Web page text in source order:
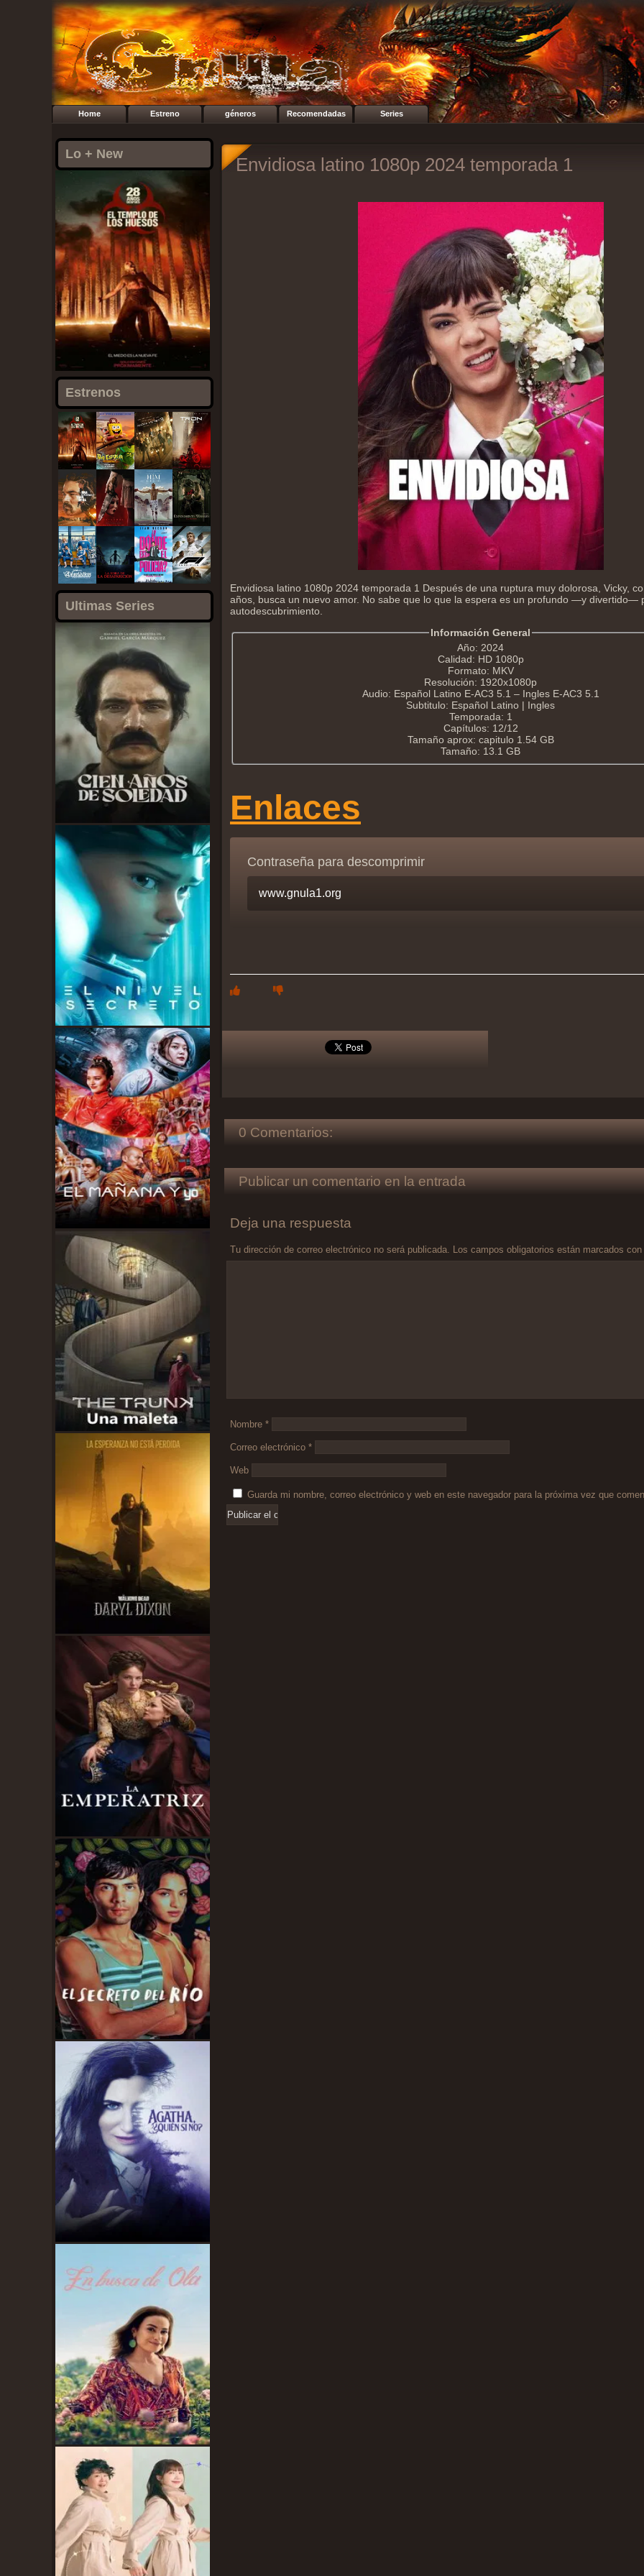
Home Estreno géneros Recomendadas Series
Lo + New
Estrenos
Ultimas Series
Envidiosa latino 1080p 2024 temporada 1
Envidiosa latino 1080p 2024 temporada 1 Después de una ruptura muy dolorosa, Vicky,
años, busca un nuevo amor. No sabe que lo que la espera es un profundo —y divertido—
autodescubrimiento.
Información General
Año: 2024
Calidad: HD 1080p
Formato: MKV
Resolución: 1920x1080p
Audio: Español Latino E-AC3 5.1 – Ingles E-AC3 5.1
Subtitulo: Español Latino | Ingles
Temporada: 1
Capítulos: 12/12
Tamaño aprox: capitulo 1.54 GB
Tamaño: 13.1 GB
Enlaces
Contraseña para descomprimir
0 Comentarios:
Publicar un comentario en la entrada
Deja una respuesta
Tu dirección de correo electrónico no será publicada. Los campos obligatorios están marcados con
Nombre *
Correo electrónico *
Web
Guarda mi nombre, correo electrónico y web en este navegador para la próxima vez que